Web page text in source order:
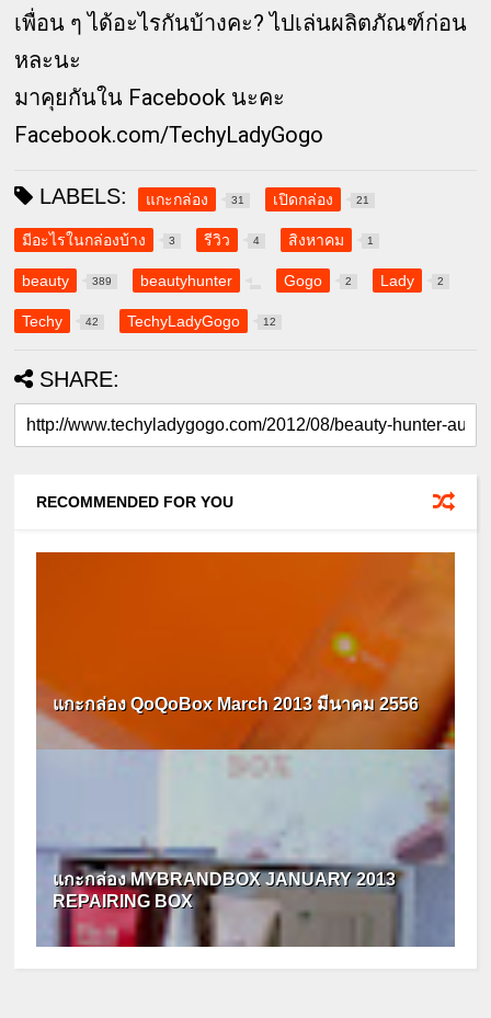
เพื่อน ๆ ได้อะไรกันบ้างคะ? ไปเล่นผลิตภัณฑ์ก่อน
หละนะ
มาคุยกันใน Facebook นะคะ
Facebook.com/TechyLadyGogo
LABELS: แกะกล่อง 31 เปิดกล่อง 21
มีอะไรในกล่องบ้าง 3 รีวิว 4 สิงหาคม 1
beauty 389 beautyhunter Gogo 2 Lady 2
Techy 42 TechyLadyGogo 12
SHARE:
RECOMMENDED FOR YOU
แกะกล่อง QoQoBox March 2013 มีนาคม 2556
แกะกล่อง MYBRANDBOX JANUARY 2013
REPAIRING BOX